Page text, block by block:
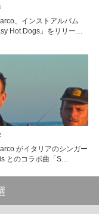
、インストアルバム
Hot Dogs』をリリー…
がイタリアのシンガー
とのコラボ曲「S…